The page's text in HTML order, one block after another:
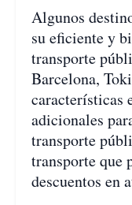
Algunos
su eficiente y
transporte
Barcelona,
características
adicionales
transporte
transporte que
descuentos en